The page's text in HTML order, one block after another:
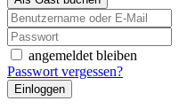
angemeldet bleiben
Passwort vergessen?
Einloggen